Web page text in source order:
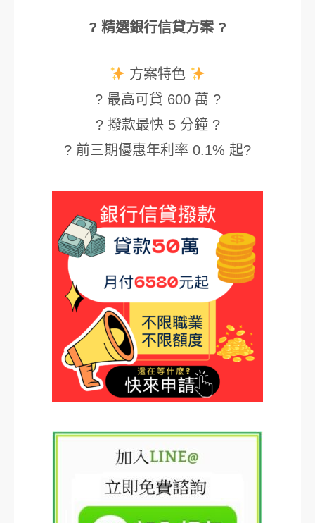
? 精選銀行信貸方案 ?
方案特色
? 最高可貸 600 萬 ?
? 撥款最快 5 分鐘 ?
? 前三期優惠年利率 0.1% 起?